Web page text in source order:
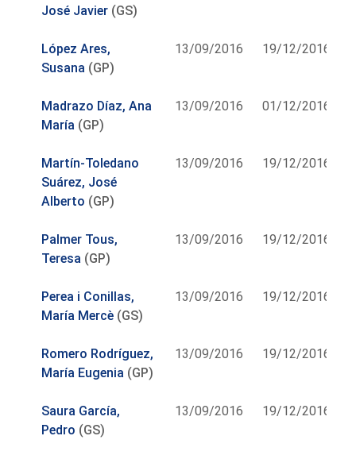
José Javier (GS)
López Ares,
Susana (GP)
13/09/2016 19/12/2016
Madrazo Díaz, Ana
María (GP)
13/09/2016 01/12/2016
Martín-Toledano
Suárez, José
Alberto (GP)
13/09/2016 19/12/2016
Palmer Tous,
Teresa (GP)
13/09/2016 19/12/2016
Perea i Conillas,
María Mercè (GS)
13/09/2016 19/12/2016
Romero Rodríguez,
María Eugenia (GP)
13/09/2016 19/12/2016
Saura García,
Pedro (GS)
13/09/2016 19/12/2016